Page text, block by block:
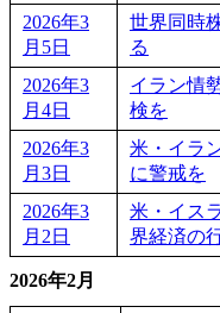
2026年3
月5日
世界同時
る
2026年3
月4日
イラン情
検を
2026年3
月3日
米・イラ
に警戒を
2026年3
月2日
米・イス
界経済の
2026年2月